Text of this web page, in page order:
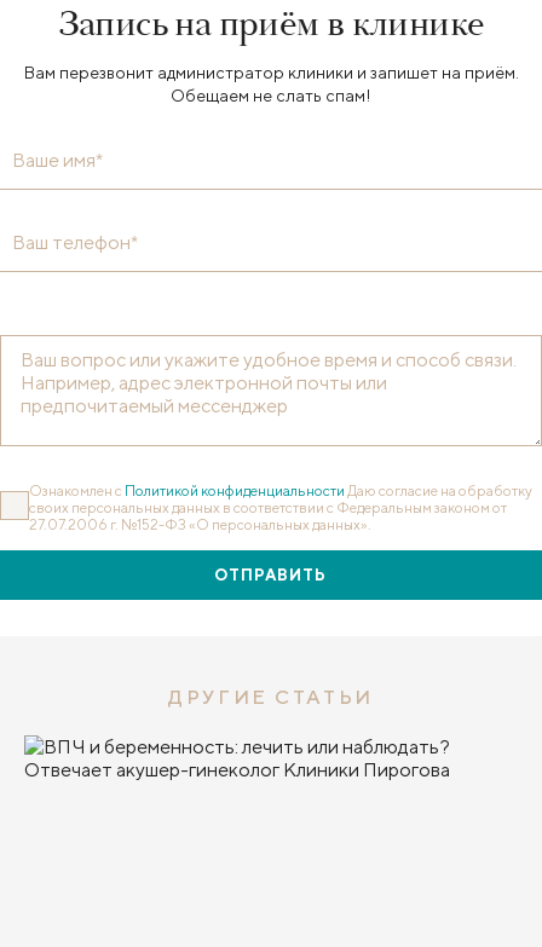
Запись на приём в клинике
Вам перезвонит администратор клиники и запишет на приём.
Обещаем не слать спам!
Ваше имя*
Ваш телефон*
Ознакомлен с Политикой конфиденциальности Даю согласие на обработку
своих персональных данных в соответствии с Федеральным законом от
27.07.2006 г. №152-ФЗ «О персональных данных».
ОТПРАВИТЬ
ДРУГИЕ СТАТЬИ